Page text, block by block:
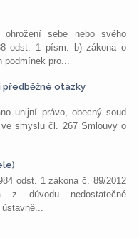
ohrožení sebe nebo svého
odst. 1 písm. b) zákona o
podmínek pro...
otázky
unijní právo, obecný soud
smyslu čl. 267 Smlouvy o
odst. 1 zákona č. 89/2012
z důvodu nedostatečné